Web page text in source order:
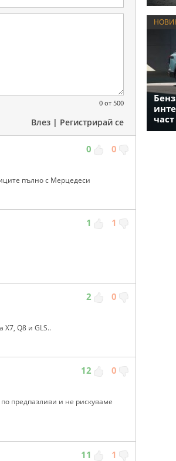
0 от 500
Влез | Регистрирай се
0 0
пълно с Мерцедеси
1 1
2 0
Х7, Q8 и GLS..
12 0
предпазливи и не рискуваме
11 1
част